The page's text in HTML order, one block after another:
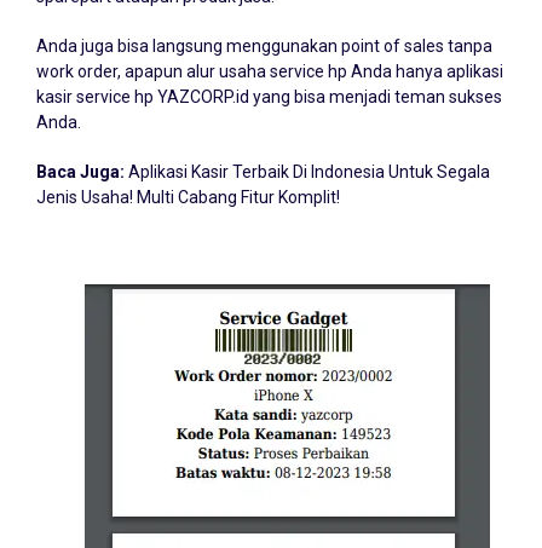
work order, apapun alur usaha service hp Anda hanya aplikasi
kasir service hp YAZCORP.id yang bisa menjadi teman sukses
Anda.
Jenis Usaha! Multi Cabang Fitur Komplit!